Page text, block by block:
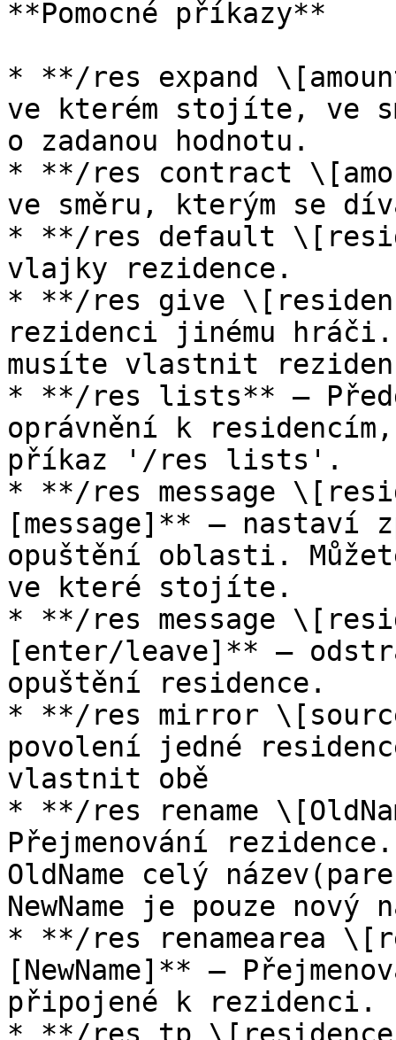
**Pomocné příkazy**
* **/res expand
ve kterém stojíte, ve
o zadanou hodnotu.
* **/res contract
ve směru, kterým se
* **/res default
vlajky rezidence.
* **/res give
rezidenci jinému
musíte vlastnit
* **/res lists** –
oprávnění k
příkaz '/res lists'.
* **/res message
[message]** – nastaví
opuštění oblasti.
ve které stojíte.
* **/res message
[enter/leave]** –
opuštění residence.
* **/res mirror
povolení jedné
vlastnit obě
* **/res rename
Přejmenování
OldName celý
NewName je pouze nový
* **/res renamearea
[NewName]** –
připojené k rezidenci.